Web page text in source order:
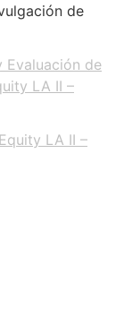
de
Evaluación de
LA II –
LA II –